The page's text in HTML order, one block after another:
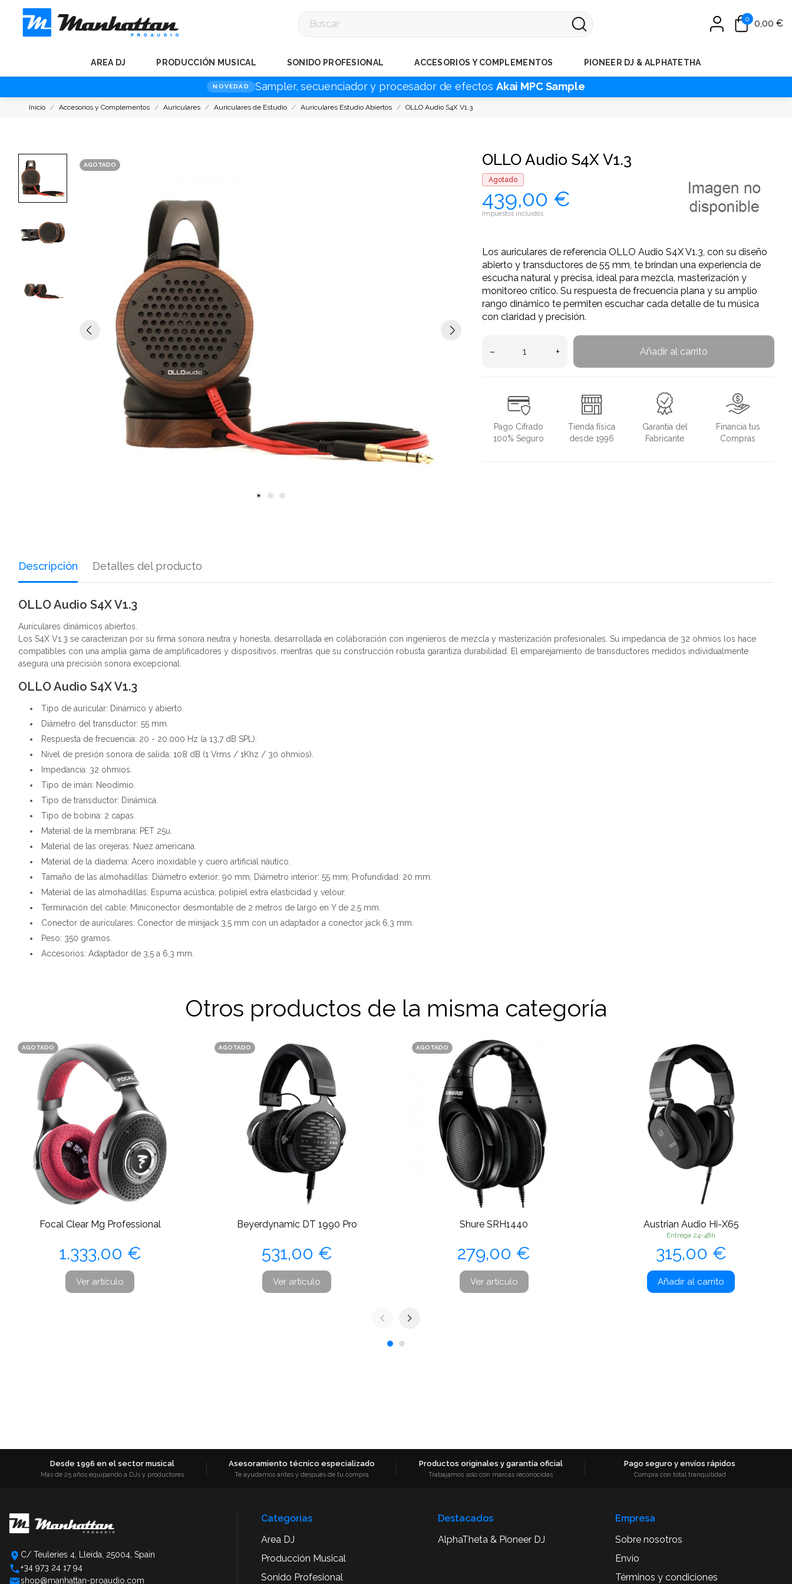
NOVEDAD Sampler, secuenciador y procesador de efectos Akai MPC Sample
0 0,00 €
AREA DJ PRODUCCIÓN MUSICAL SONIDO PROFESIONAL ACCESORIOS Y COMPLEMENTOS PIONEER DJ & ALPHATETHA
Inicio Accesorios y Complementos Auriculares Auriculares de Estudio Auriculares Estudio Abiertos OLLO Audio S4X V1.3
AGOTADO OLLO Audio S4X V1.3
Agotado
439,00 €
Impuestos incluidos
Los auriculares de referencia OLLO Audio S4X V1.3, con su diseño
abierto y transductores de 55 mm, te brindan una experiencia de
escucha natural y precisa, ideal para mezcla, masterización y
monitoreo crítico. Su respuesta de frecuencia plana y su amplio
rango dinámico te permiten escuchar cada detalle de tu música
con claridad y precisión.
– + Añadir al carrito
Pago Cifrado
100% Seguro
Tienda física
desde 1996
Garantía del
Fabricante
Financia tus
Compras
Descripción Detalles del producto
OLLO Audio S4X V1.3
Auriculares dinámicos abiertos.
Los S4X V1.3 se caracterizan por su firma sonora neutra y honesta, desarrollada en colaboración con ingenieros de mezcla y masterización profesionales. Su impedancia de 32 ohmios los hace
compatibles con una amplia gama de amplificadores y dispositivos, mientras que su construcción robusta garantiza durabilidad. El emparejamiento de transductores medidos individualmente
asegura una precisión sonora excepcional.
OLLO Audio S4X V1.3
Tipo de auricular: Dinámico y abierto.
Diámetro del transductor: 55 mm.
Respuesta de frecuencia: 20 - 20.000 Hz (a 13,7 dB SPL).
Nivel de presión sonora de salida: 108 dB (1 Vrms / 1Khz / 30 ohmios).
Impedancia: 32 ohmios.
Tipo de imán: Neodimio.
Tipo de transductor: Dinámica.
Tipo de bobina: 2 capas.
Material de la membrana: PET 25u.
Material de las orejeras: Nuez americana.
Material de la diadema: Acero inoxidable y cuero artificial náutico.
Tamaño de las almohadillas: Diámetro exterior: 90 mm; Diámetro interior: 55 mm; Profundidad: 20 mm.
Material de las almohadillas: Espuma acústica, polipiel extra elasticidad y velour.
Terminación del cable: Miniconector desmontable de 2 metros de largo en Y de 2,5 mm.
Conector de auriculares: Conector de minijack 3,5 mm con un adaptador a conector jack 6,3 mm.
Peso: 350 gramos.
Accesorios: Adaptador de 3,5 a 6,3 mm.
Otros productos de la misma categoría
AGOTADO
Focal Clear Mg Professional
Precio
1.333,00 €
Ver artículo
AGOTADO
Beyerdynamic DT 1990 Pro
Precio
531,00 €
Ver artículo
AGOTADO
Shure SRH1440
Precio
279,00 €
Ver artículo
Austrian Audio Hi-X65
Entrega 24-48h
Precio
315,00 €
Añadir al carrito
Desde 1996 en el sector musical
Más de 25 años equipando a DJs y productores
Asesoramiento técnico especializado
Te ayudamos antes y después de tu compra
Productos originales y garantía oficial
Trabajamos solo con marcas reconocidas
Pago seguro y envíos rápidos
Compra con total tranquilidad
C/ Teuleries 4, Lleida, 25004, Spain
+34 973 24 17 94
shop@manhattan-proaudio.com
Categorias
Area DJ
Producción Musical
Sonido Profesional
Destacados
AlphaTheta & Pioneer DJ
Empresa
Sobre nosotros
Envío
Términos y condiciones